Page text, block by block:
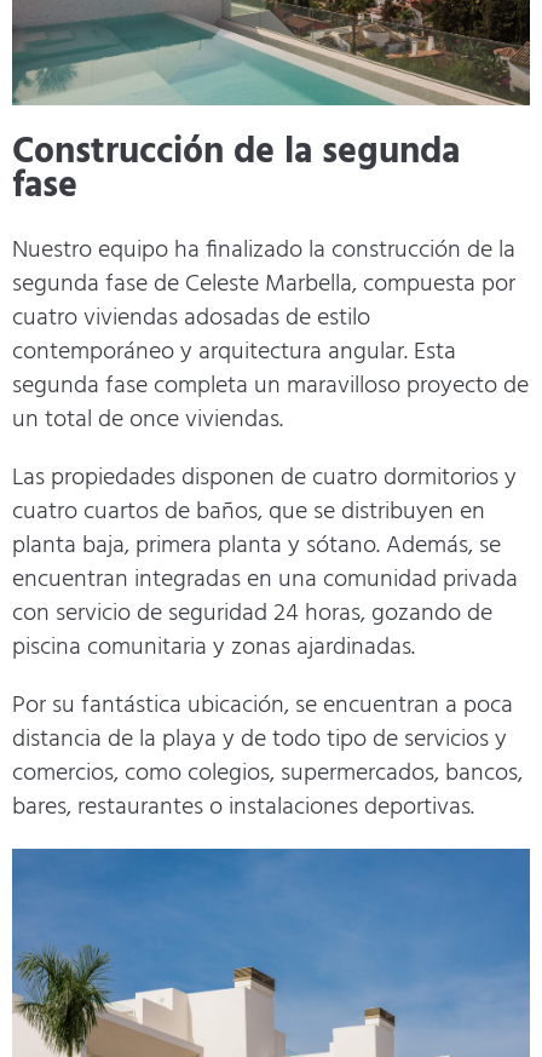
Construcción de la segunda
fase
Nuestro equipo ha finalizado la construcción de la
segunda fase de Celeste Marbella, compuesta por
cuatro viviendas adosadas de estilo
contemporáneo y arquitectura angular. Esta
segunda fase completa un maravilloso proyecto de
un total de once viviendas.
Las propiedades disponen de cuatro dormitorios y
cuatro cuartos de baños, que se distribuyen en
planta baja, primera planta y sótano. Además, se
encuentran integradas en una comunidad privada
con servicio de seguridad 24 horas, gozando de
piscina comunitaria y zonas ajardinadas.
Por su fantástica ubicación, se encuentran a poca
distancia de la playa y de todo tipo de servicios y
comercios, como colegios, supermercados, bancos,
bares, restaurantes o instalaciones deportivas.